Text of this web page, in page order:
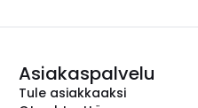
Asiakaspalvelu
Tule asiakkaaksi